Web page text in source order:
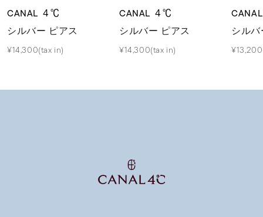
CANAL ４℃
シルバー ピアス
¥14,300(tax in)
CANAL ４℃
シルバー ピアス
¥14,300(tax in)
シル